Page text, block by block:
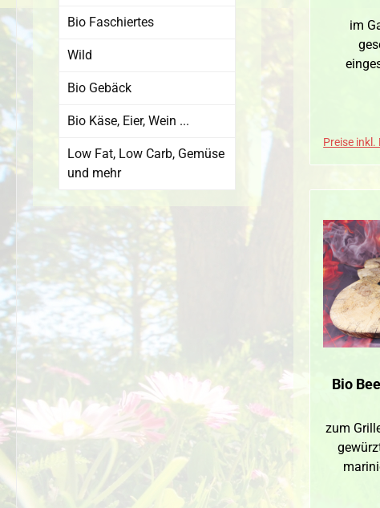
Bio Faschiertes
Wild
Bio Gebäck
Bio Käse, Eier, Wein ...
Low Fat, Low Carb, Gemüse
und mehr
im
Preise
Bio
zum